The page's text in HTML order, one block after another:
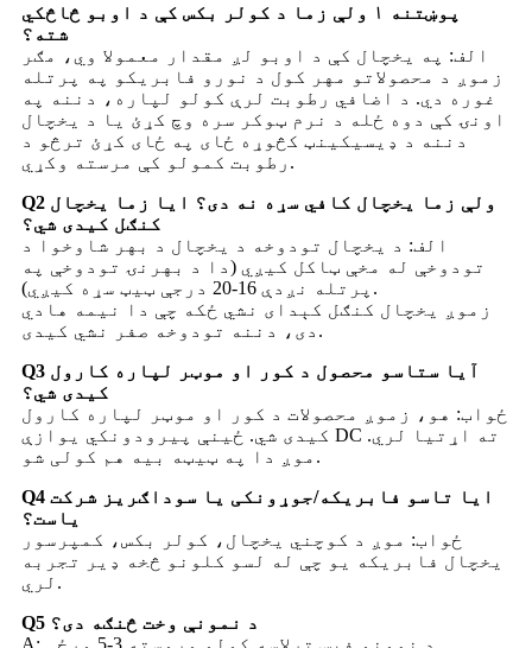
پوښتنه ۱ ولې زما د کولر بکس کې د اوبو څاڅکي
شته؟
الف: په یخچال کې د اوبو لږ مقدار معمولا وي، مګر
زموږ د محصولاتو مهر کول د نورو فابریکو په پرتله
غوره دي. د اضافي رطوبت لرې کولو لپاره، دننه په
اونۍ کې دوه ځله د نرم ټوکر سره وچ کړئ یا د یخچال
دننه د ډیسیکینټ کڅوړه ځای په ځای کړئ ترڅو د
رطوبت کمولو کې مرسته وکړي.
Q2 ولې زما یخچال کافي سړه نه دی؟ ایا زما یخچال
کنګل کیدی شي؟
الف: د یخچال تودوخه د یخچال د بهر شاوخوا د
تودوخې له مخې ټاکل کیږي (دا د بهرنۍ تودوخې په
پرتله نږدې 16-20 درجې ټیټ سړه کیږي).
زموږ یخچال کنګل کېدای نشي ځکه چې دا نیمه هادي
دی، دننه تودوخه صفر نشي کیدی.
Q3 آیا ستاسو محصول د کور او موټر لپاره کارول
کیدی شي؟
ځواب: هو، زموږ محصولات د کور او موټر لپاره کارول
کیدی شي. ځینې پیرودونکي یوازې DC ته اړتیا لري.
موږ دا په ټیټه بیه هم کولی شو.
Q4 ایا تاسو فابریکه/جوړونکی یا سوداګریز شرکت
یاست؟
ځواب: موږ د کوچني یخچال، کولر بکس، کمپرسور
یخچال فابریکه یو چې له لسو کلونو څخه ډیر تجربه
لري.
Q5 د نمونې وخت څنګه دی؟
A: د نمونو فیس ترلاسه کولو وروسته 3-5 ورځې.